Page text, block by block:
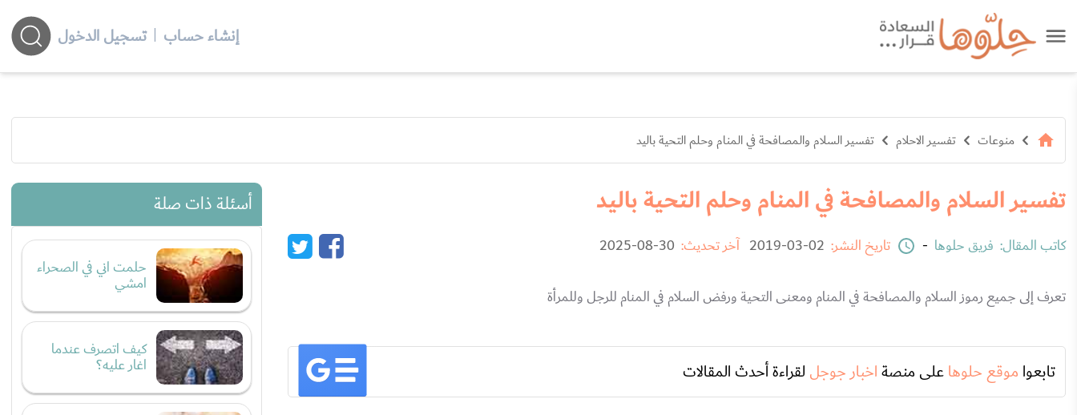
إنشاء حساب | تسجيل الدخول
منوعات تفسير الاحلام تفسير السلام والمصافحة في المنام وحلم التحية باليد
تفسير السلام والمصافحة في المنام وحلم التحية باليد
كاتب المقال: فريق حلوها - تاريخ النشر: 02-03-2019 آخر تحديث: 30-08-2025
تعرف إلى جميع رموز السلام والمصافحة في المنام ومعنى التحية ورفض السلام في المنام للرجل وللمرأة
تابعوا موقع حلوهاعلى منصةاخبار جوجل لقراءة أحدث المقالات
أسئلة ذات صلة
حلمت اني في الصحراء
امشي
كيف اتصرف عندما
اغار عليه؟